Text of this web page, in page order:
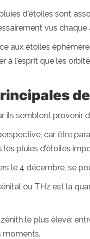
d'étoiles sont
vus chaque
aux étoiles
à l'esprit que les
ils semblent
car être
les pluies d'étoiles
le 4 décembre, se
ou THz est la
le plus élevé:
moments.